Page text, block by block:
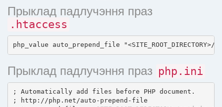
Прыклад падлучэння праз
.htaccess
Прыклад падлучэння праз php.ini
; Automatically add files before PHP document.
; http://php.net/auto-prepend-file